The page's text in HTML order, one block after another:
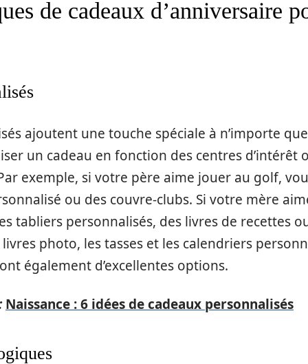
de cadeaux d’anniversaire
ajoutent une touche spéciale à n’importe
un cadeau en fonction des centres d’intérêt
exemple, si votre père aime jouer au golf,
ou des couvre-clubs. Si votre mère
tabliers personnalisés, des livres de recettes
photo, les tasses et les calendriers
également d’excellentes options.
Naissance : 6 idées de cadeaux personnalisés